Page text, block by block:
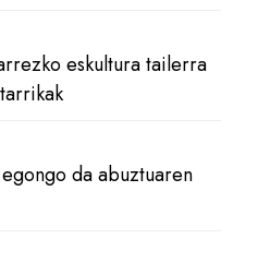
eskultura tailerra
da abuztuaren